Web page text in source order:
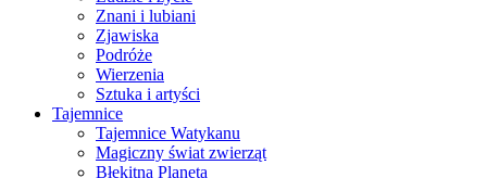
Znani i lubiani
Zjawiska
Podróże
Wierzenia
Sztuka i artyści
Tajemnice
Tajemnice Watykanu
Magiczny świat zwierząt
Błękitna Planeta